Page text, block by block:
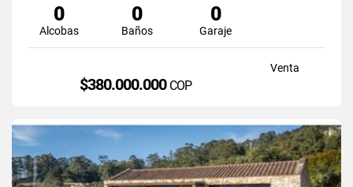
0
Alcobas
0
Baños
0
Garaje
Venta
$380.000.000 COP